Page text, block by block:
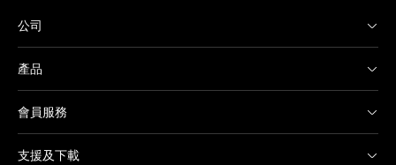
公司
產品
會員服務
支援及下載